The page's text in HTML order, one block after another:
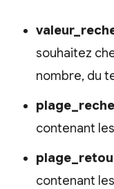
souhaitez
nombre, du
contenant
contenant